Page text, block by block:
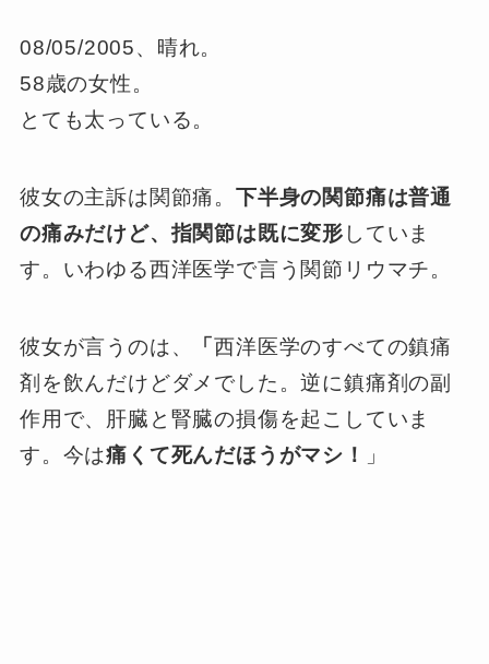
08/05/2005、晴れ。
58歳の女性。
とても太っている。
彼女の主訴は関節痛。 下半身の関節痛は普通
の痛みだけど、指関節は既に変形 していま
す。いわゆる西洋医学で言う関節リウマチ。
彼女が言うのは、 「西洋医学のすべての鎮痛
剤を飲んだけどダメでした。逆に鎮痛剤の副
作用で、肝臓と腎臓の損傷を起こしていま
す。今は痛くて死んだほうがマシ！ 」